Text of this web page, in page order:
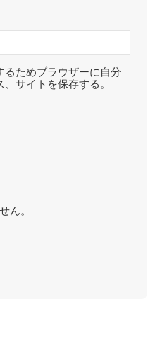
るためブラウザーに自分
サイトを保存する。
ん。